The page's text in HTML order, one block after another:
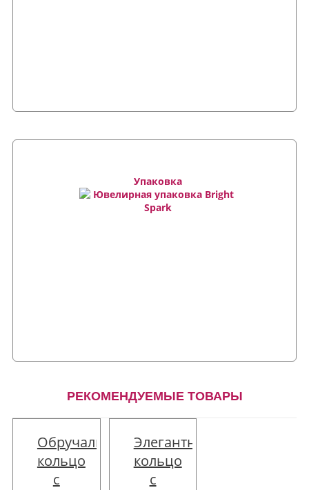
Упаковка
РЕКОМЕНДУЕМЫЕ ТОВАРЫ
Обручальное
кольцо
с
Элегантное
кольцо
с